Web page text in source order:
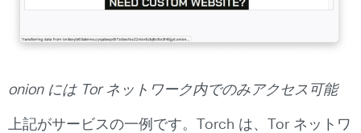
onion には Tor ネットワーク内でのみアクセス可能
上記がサービスの一例です。Torch は、Tor ネットワ